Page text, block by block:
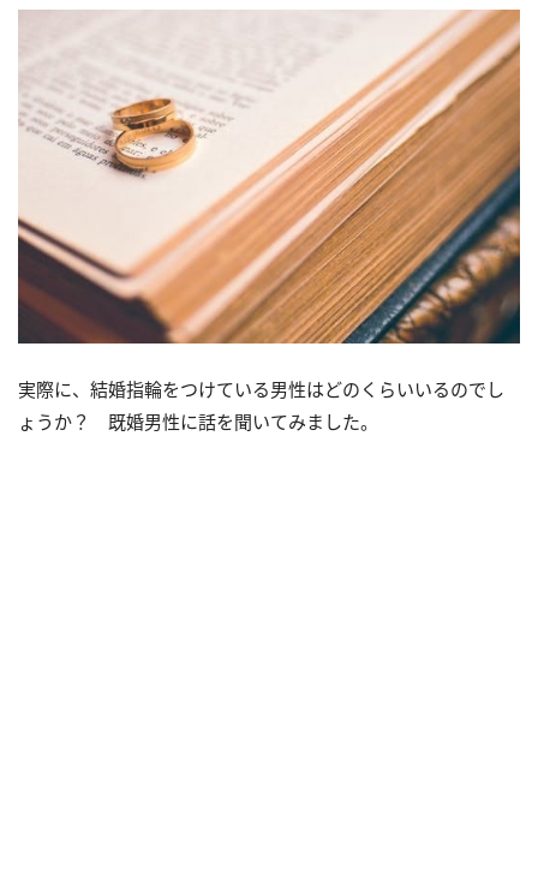
実際に、結婚指輪をつけている男性はどのくらいいるのでし
ょうか？ 既婚男性に話を聞いてみました。